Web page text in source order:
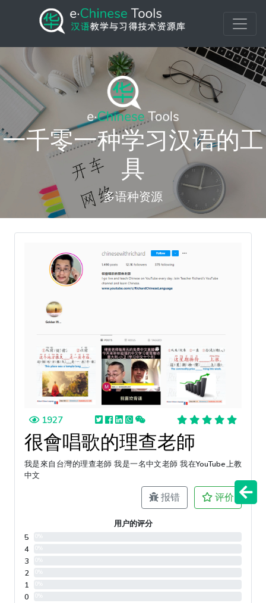
一千零一种学习汉语的工
具
多语种资源
1927
很會唱歌的理查老師
我是來自台灣的理查老師 我是一名中文老師 我在YouTube上教
中文
报错 评价
用户的评分
5
4
3
2
1
0